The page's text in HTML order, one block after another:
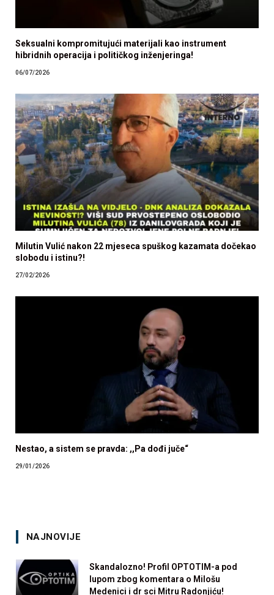
Seksualni kompromitujući materijali kao instrument
hibridnih operacija i političkog inženjeringa!
06/07/2026
Milutin Vulić nakon 22 mjeseca spuškog kazamata dočekao
slobodu i istinu?!
27/02/2026
Nestao, a sistem se pravda: ,,Pa dođi juče“
29/01/2026
NAJNOVIJE
Skandalozno! Profil OPTOTIM-a pod
lupom zbog komentara o Milošu
Medenici i dr sci Mitru Radonjiću!